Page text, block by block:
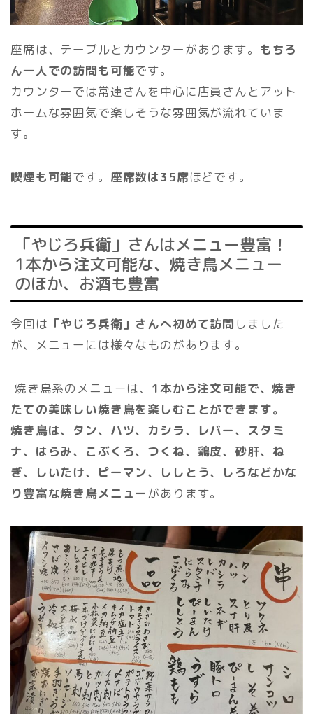
座席は、テーブルとカウンターがあります。 もちろ
ん一人での訪問も可能です。
カウンターでは常連さんを中心に店員さんとアット
ホームな雰囲気で楽しそうな雰囲気が流れていま
す。
喫煙も可能です。 座席数は35席ほどです。
「やじろ兵衛」さんはメニュー豊富！
1本から注文可能な、焼き鳥メニュー
のほか、お酒も豊富
今回は 「やじろ兵衛」さんへ初めて訪問 しました
が、メニューには様々なものがあります。
焼き鳥系のメニューは、 1本から注文可能で、焼き
たての美味しい焼き鳥を楽しむことができます。
焼き鳥は、タン、ハツ、カシラ、レバー、スタミ
ナ、はらみ、こぶくろ、つくね、鶏皮、砂肝、ね
ぎ、しいたけ、ピーマン、ししとう、しろなどかな
り豊富な焼き鳥メニューがあります。